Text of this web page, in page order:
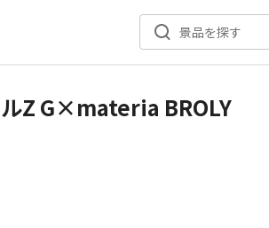
景品を探す
ルZ G×materia BROLY